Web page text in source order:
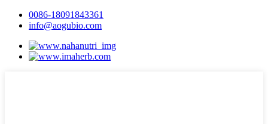
0086-18091843361
info@aogubio.com